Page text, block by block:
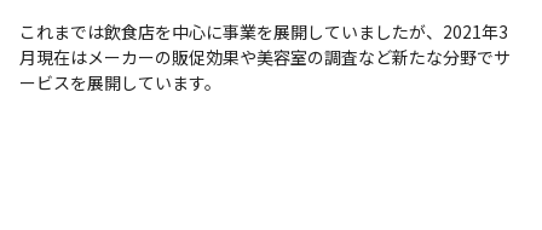
これまでは飲食店を中心に事業を展開していましたが、2021年3
月現在はメーカーの販促効果や美容室の調査など新たな分野でサ
ービスを展開しています。